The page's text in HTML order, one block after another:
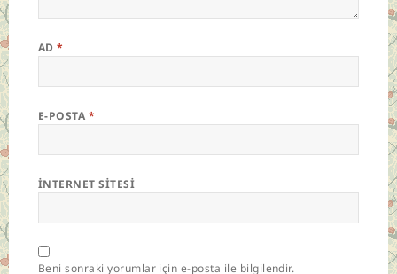
AD*
E-POSTA *
İNTERNET SITESI
Beni sonraki yorumlar için e-posta ile bilgilendir.